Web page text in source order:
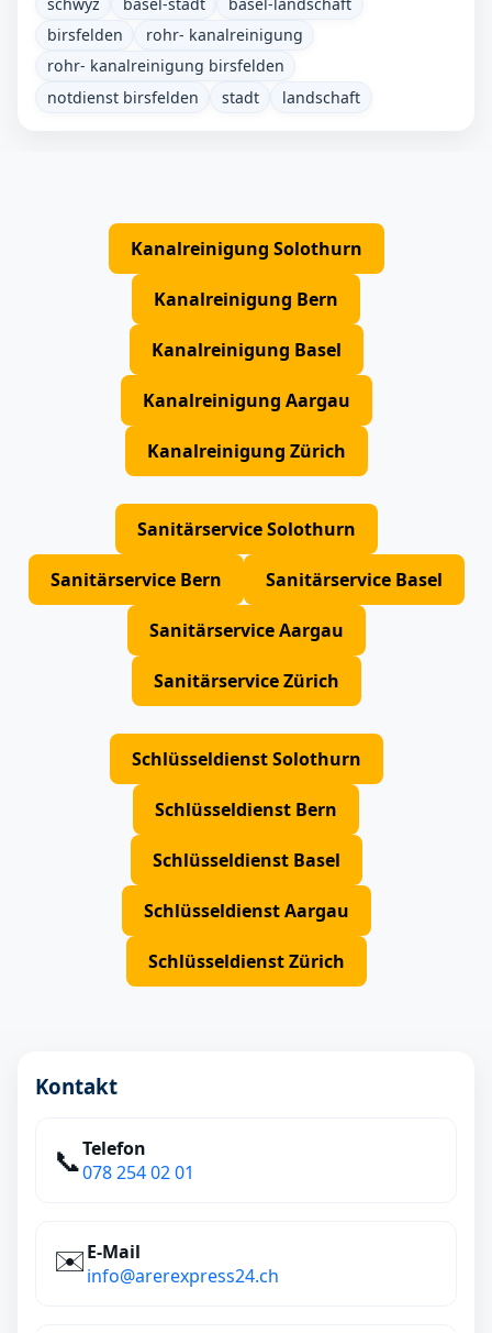
birsfelden
rohr- kanalreinigung
rohr- kanalreinigung birsfelden
notdienst birsfelden
stadt landschaft
Kanalreinigung Solothurn
Kanalreinigung Bern
Kanalreinigung Basel
Kanalreinigung Aargau
Kanalreinigung Zürich
Sanitärservice Solothurn
Sanitärservice Bern Sanitärservice Basel
Sanitärservice Aargau
Sanitärservice Zürich
Schlüsseldienst Solothurn
Schlüsseldienst Bern
Schlüsseldienst Basel
Schlüsseldienst Aargau
Schlüsseldienst Zürich
Kontakt
📞Telefon
078 254 02 01
✉️E‑Mail
info@arerexpress24.ch